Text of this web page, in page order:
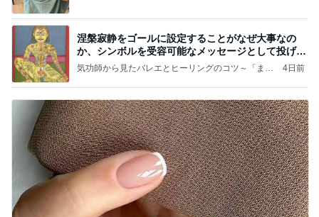
涅槃寂静をゴールに設定することがなぜ大事なの
か、シンボルを受容可能なメッセージとして投げる
ことが
気功師から見たバレエとヒーリングのコツ～「まと
4日前